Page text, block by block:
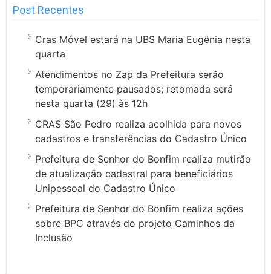
Post Recentes
Cras Móvel estará na UBS Maria Eugênia nesta
quarta
Atendimentos no Zap da Prefeitura serão
temporariamente pausados; retomada será
nesta quarta (29) às 12h
CRAS São Pedro realiza acolhida para novos
cadastros e transferências do Cadastro Único
Prefeitura de Senhor do Bonfim realiza mutirão
de atualização cadastral para beneficiários
Unipessoal do Cadastro Único
Prefeitura de Senhor do Bonfim realiza ações
sobre BPC através do projeto Caminhos da
Inclusão